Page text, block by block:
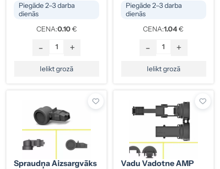
Piegāde 2–3 darba
dienās
CENA:0.10 €
- +
Ielikt grozā
Piegāde 2–3 darba
dienās
CENA:1.04€
- +
Ielikt grozā
Spraudņa Aizsargvāks
Vadu Vadotne AMP